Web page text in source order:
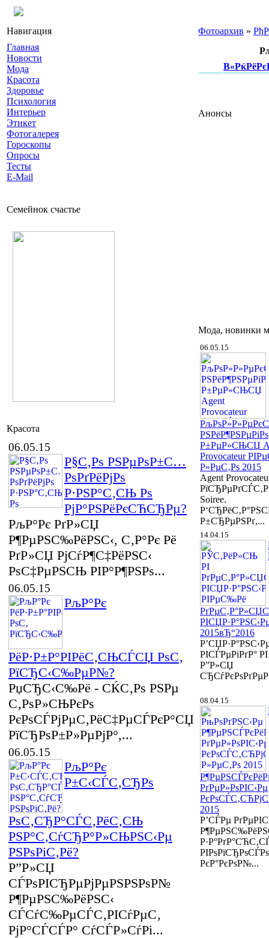
Навигация
Главная
Новости
Мода
Красота
Здоровье
Психология
Интерьер
Этикет
Фотогалерея
Гороскопы
Опросы
Тесты
E-Mail
Семейнок счастье
Красота
06.05.15
Р§С‚Рѕ РЅРµРѕР±С…
РѕРґРёРјРѕ
Р·РЅР°С‚СЊ Рѕ
РјР°РЅРёРєСЋСЂРµ?
РљР°Рє РґР»СЏ
Р¶РµРЅС‰РёРЅС‹, С‚Р°Рє Рё
РґР»СЏ РјСѓР¶С‡РёРЅС‹
РѕС‡РµРЅСЊ РІР°Р¶РЅРѕ...
06.05.15
РљР°Рє
РёР·Р±Р°РІРёС‚СЊСЃСЏ РѕС‚
РїСЂС‹С‰РµР№?
РџСЂС‹С‰Рё - СЌС‚Рѕ РЅРµ
С‚РѕР»СЊРєРѕ
РєРѕСЃРјРµС‚РёС‡РµСЃРєР°СЏ
РїСЂРѕР±Р»РµРјР°,...
06.05.15
РљР°Рє
Р±С‹СЃС‚СЂРѕ
РѕС‚СЂР°СЃС‚РёС‚СЊ
РЅР°С‚СѓСЂР°Р»СЊРЅС‹Рµ
РЅРѕРіС‚Рё?
Р”Р»СЏ
СЃРѕРІСЂРµРјРµРЅРЅРѕР№
Р¶РµРЅС‰РёРЅС‹
СЃСѓС‰РµСЃС‚РІСѓРµС‚
РјР°СЃСЃР° СѓСЃР»СѓРі...
Фотоархив »
Анонсы
Мода, новинки
06.05.15
РЅРёР¶РЅРµРіРѕ
Р±РµР»СЊСЏ
Provocateur
Р»РµС‚Рѕ 2015
Agent
Soiree.
Р±СЂРµРЅРґ,...
14.04.15
2015вЂ“2016
РІСЃРµРіРґР°
Р”Р»СЏ
08.04.15
РґРµР»РѕРІС‹Рµ
2015
Р’СЃРµ
РєР°РєРѕР№...